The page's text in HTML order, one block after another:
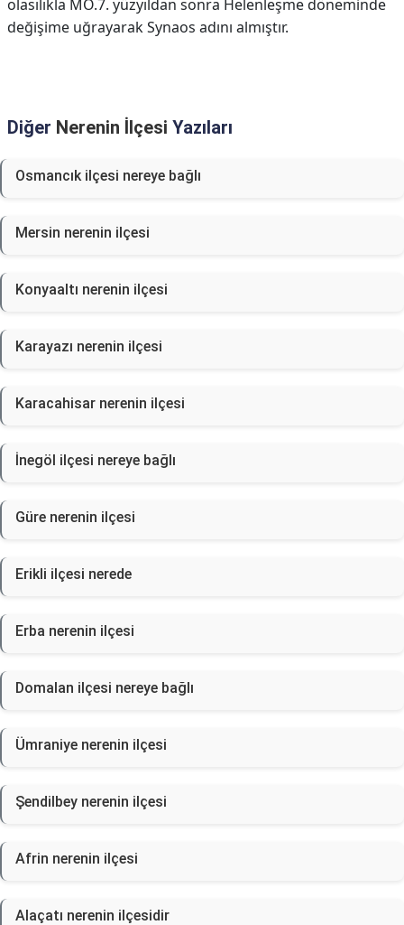
olasılıkla MÖ.7. yüzyıldan sonra Helenleşme döneminde
değişime uğrayarak Synaos adını almıştır.
Diğer Nerenin İlçesi Yazıları
Osmancık ilçesi nereye bağlı
Mersin nerenin ilçesi
Konyaaltı nerenin ilçesi
Karayazı nerenin ilçesi
Karacahisar nerenin ilçesi
İnegöl ilçesi nereye bağlı
Güre nerenin ilçesi
Erikli ilçesi nerede
Erba nerenin ilçesi
Domalan ilçesi nereye bağlı
Ümraniye nerenin ilçesi
Şendilbey nerenin ilçesi
Afrin nerenin ilçesi
Alaçatı nerenin ilçesidir